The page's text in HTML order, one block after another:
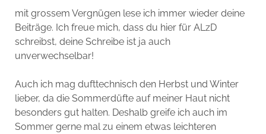
mit grossem Vergnügen lese ich immer wieder deine
Beiträge. Ich freue mich, dass du hier für ALzD
schreibst, deine Schreibe ist ja auch
unverwechselbar!
Auch ich mag dufttechnisch den Herbst und Winter
lieber, da die Sommerdüfte auf meiner Haut nicht
besonders gut halten. Deshalb greife ich auch im
Sommer gerne mal zu einem etwas leichteren